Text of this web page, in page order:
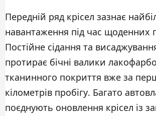
Передній ряд крісел зазнає
навантаження під час щоденних
Постійне сідання та
протирає бічні валики
тканинного покриття вже за
кілометрів пробігу. Багато
поєднують оновлення крісел із